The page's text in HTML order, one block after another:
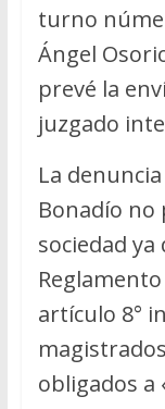
turno
Ángel
prevé la
juzgado
La
Bonadío no
sociedad ya
artículo 8°
obligados a